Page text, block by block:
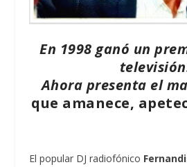
En 1998 ganó un
Ahora presenta el
que amanece,
El popular DJ radiofónico